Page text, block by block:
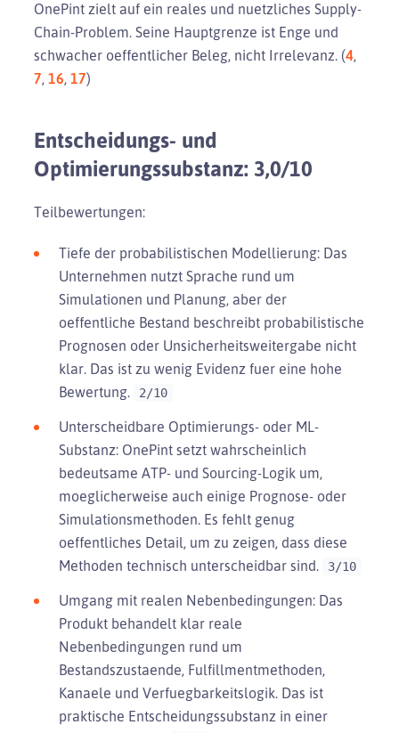
OnePint zielt auf ein reales und nuetzliches Supply-
Chain-Problem. Seine Hauptgrenze ist Enge und
schwacher oeffentlicher Beleg, nicht Irrelevanz. (4,
7, 16, 17)
Entscheidungs- und
Optimierungssubstanz: 3,0/10
Teilbewertungen:
Tiefe der probabilistischen Modellierung: Das
Unternehmen nutzt Sprache rund um
Simulationen und Planung, aber der
oeffentliche Bestand beschreibt probabilistische
Prognosen oder Unsicherheitsweitergabe nicht
klar. Das ist zu wenig Evidenz fuer eine hohe
Bewertung.
2/10
Unterscheidbare Optimierungs- oder ML-
Substanz: OnePint setzt wahrscheinlich
bedeutsame ATP- und Sourcing-Logik um,
moeglicherweise auch einige Prognose- oder
Simulationsmethoden. Es fehlt genug
oeffentliches Detail, um zu zeigen, dass diese
Methoden technisch unterscheidbar sind.
3/10
Umgang mit realen Nebenbedingungen: Das
Produkt behandelt klar reale
Nebenbedingungen rund um
Bestandszustaende, Fulfillmentmethoden,
Kanaele und Verfuegbarkeitslogik. Das ist
praktische Entscheidungssubstanz in einer